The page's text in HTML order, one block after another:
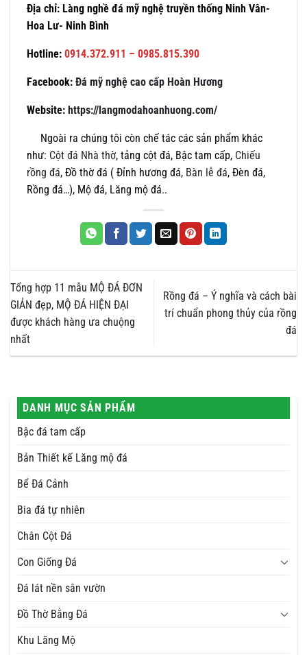
Địa chỉ: Làng nghề đá mỹ nghệ truyền thống Ninh Vân-
Hoa Lư- Ninh Bình
Hotline: 0914.372.911 – 0985.815.390
Facebook: Đá mỹ nghệ cao cấp Hoàn Hương
Website: https://langmodahoanhuong.com/
Ngoài ra chúng tôi còn chế tác các sản phẩm khác
như: Cột đá Nhà thờ, tảng cột đá, Bậc tam cấp, Chiếu
rồng đá, Đồ thờ đá ( Đỉnh hương đá, Bàn lễ đá, Đèn đá,
Rồng đá…), Mộ đá, Lăng mộ đá..
Tổng hợp 11 mẫu MỘ ĐÁ ĐƠN
GIẢN đẹp, MỘ ĐÁ HIỆN ĐẠI
được khách hàng ưa chuộng
nhất
Rồng đá – Ý nghĩa và cách bài
trí chuẩn phong thủy của rồng
đá
DANH MỤC SẢN PHẨM
Bậc đá tam cấp
Bản Thiết kế Lăng mộ đá
Bể Đá Cảnh
Bia đá tự nhiên
Chân Cột Đá
Con Giống Đá
Đá lát nền sân vườn
Đồ Thờ Bằng Đá
Khu Lăng Mộ